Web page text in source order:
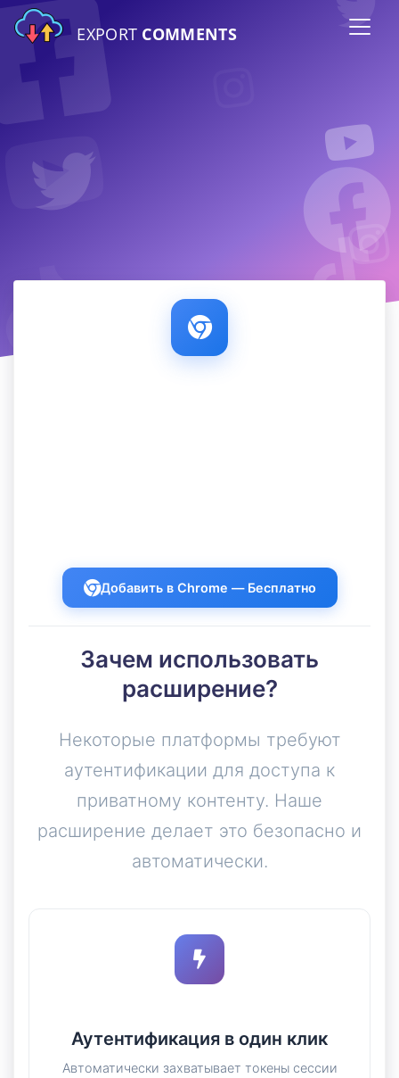
EXPORT COMMENTS
Добавить в Chrome — Бесплатно
Зачем использовать
расширение?
Некоторые платформы требуют
аутентификации для доступа к
приватному контенту. Наше
расширение делает это безопасно и
автоматически.
Аутентификация в один клик
Автоматически захватывает токены сессии